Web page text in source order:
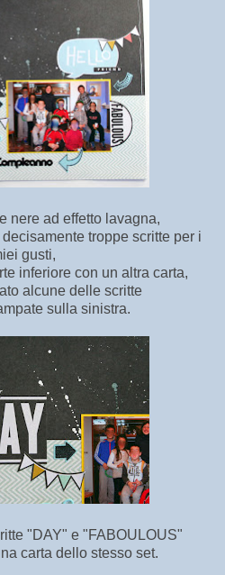
nere ad effetto lavagna,
troppe scritte per i
gusti,
inferiore con un altra carta,
alcune delle scritte
sulla sinistra.
"DAY" e "FABOULOUS"
carta dello stesso set.